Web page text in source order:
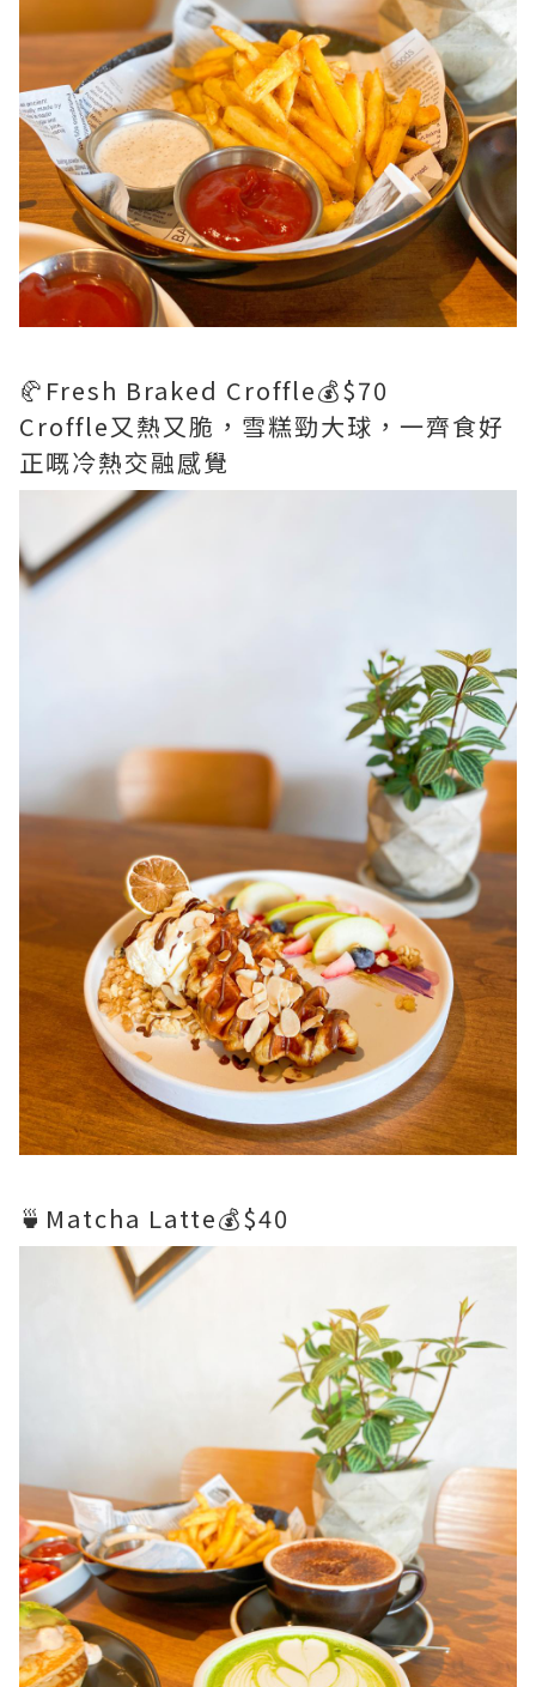
🥐Fresh Braked Croffle💰$70
Croffle又熱又脆，雪糕勁大球，一齊食好
正嘅冷熱交融感覺
🍵Matcha Latte💰$40